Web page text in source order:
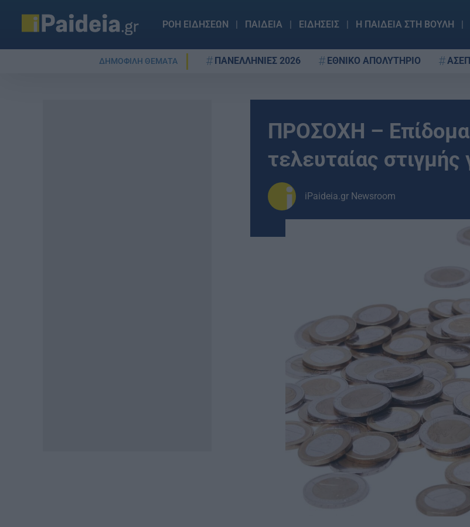
ΡΟΗ ΕΙΔΗΣΕΩΝ ΠΑΙΔΕΙΑ ΕΙΔΗΣΕΙΣ Η ΠΑΙΔΕΙΑ ΣΤΗ ΒΟΥΛΗ
ΔΗΜΟΦΙΛΗ ΘΕΜΑΤΑ ΠΑΝΕΛΛΗΝΙΕΣ 2026 ΕΘΝΙΚΟ ΑΠΟΛΥΤΗΡΙΟ ΑΣΕΠ
ΠΡΟΣΟΧΗ – Επίδομα
τελευταίας στιγμής
iPaideia.gr Newsroom